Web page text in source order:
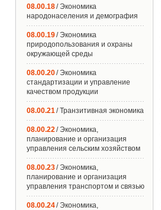
08.00.18/ Экономика
народонаселения и демография
08.00.19/ Экономика
природопользования и охраны
окружающей среды
08.00.20/ Экономика
стандартизации и управление
качеством продукции
08.00.21/ Транзитивная экономика
08.00.22/ Экономика,
планирование и организация
управления сельским хозяйством
08.00.23/ Экономика,
планирование и организация
управления транспортом и связью
08.00.24/ Экономика,